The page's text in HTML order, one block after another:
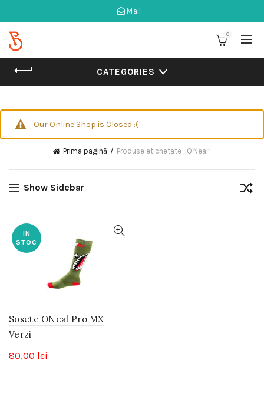
Mail
0
CATEGORIES
Our Online Shop is Closed :(
Prima pagină Produse etichetate „O'Neal”
Show Sidebar
IN
STOC
Sosete ONeal Pro MX
Verzi
80,00 lei